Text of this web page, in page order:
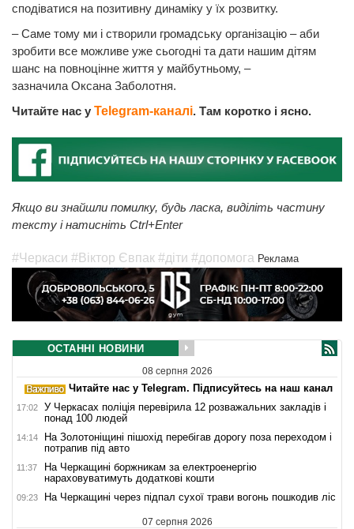
сподіватися на позитивну динаміку у їх розвитку.
– Саме тому ми і створили громадську організацію – аби
зробити все можливе уже сьогодні та дати нашим дітям
шанс на повноцінне життя у майбутньому, –
зазначила Оксана Заболотня.
Читайте нас у Telegram-каналі. Там коротко і ясно.
Якщо ви знайшли помилку, будь ласка, виділіть частину
тексту і натисніть Ctrl+Enter
#Черкаси #Віктор Євпак #діти #допомога Реклама
ОСТАННІ НОВИНИ
08 серпня 2026
Читайте нас у Telegram. Підписуйтесь на наш канал
17:02
У Черкасах поліція перевірила 12 розважальних закладів і
понад 100 людей
14:14
На Золотоніщині пішохід перебігав дорогу поза переходом і
потрапив під авто
11:37
На Черкащині боржникам за електроенергію
нараховуватимуть додаткові кошти
09:23 На Черкащині через підпал сухої трави вогонь пошкодив ліс
07 серпня 2026